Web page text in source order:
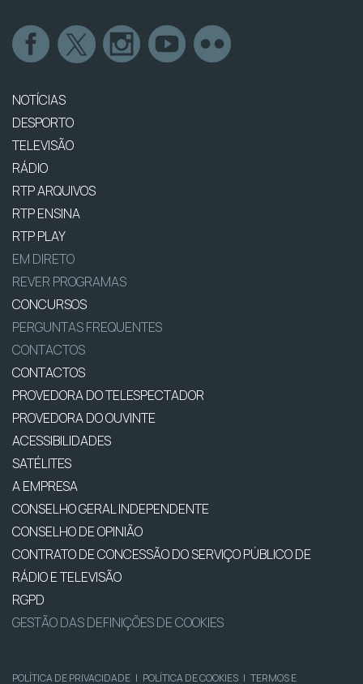
NOTÍCIAS
DESPORTO
TELEVISÃO
RÁDIO
RTP ARQUIVOS
RTP ENSINA
RTP PLAY
EM DIRETO
REVER PROGRAMAS
CONCURSOS
PERGUNTAS FREQUENTES
CONTACTOS
CONTACTOS
PROVEDORA DO TELESPECTADOR
PROVEDORA DO OUVINTE
ACESSIBILIDADES
SATÉLITES
A EMPRESA
CONSELHO GERAL INDEPENDENTE
CONSELHO DE OPINIÃO
CONTRATO DE CONCESSÃO DO SERVIÇO PÚBLICO DE
RÁDIO E TELEVISÃO
RGPD
GESTÃO DAS DEFINIÇÕES DE COOKIES
POLÍTICA DE PRIVACIDADE | POLÍTICA DE COOKIES | TERMOS E